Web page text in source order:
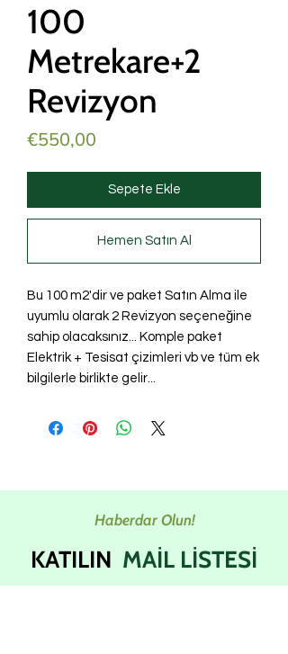
100
Metrekare+2
Revizyon
€550,00
Sepete Ekle
Hemen Satın Al
Bu 100 m2'dir ve paket Satın Alma ile
uyumlu olarak 2 Revizyon seçeneğine
sahip olacaksınız... Komple paket
Elektrik + Tesisat çizimleri vb ve tüm ek
bilgilerle birlikte gelir...
Haberdar Olun!
KATILIN MAİL LİSTESİ